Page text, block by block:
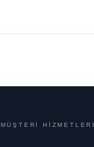
MÜŞTERİ HİZMETLERİ